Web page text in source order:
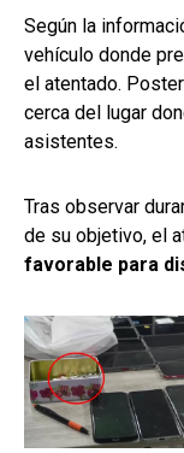
Según la
vehículo donde
el atentado.
cerca del lugar
asistentes.
Tras observar
de su objetivo, el
favorable para